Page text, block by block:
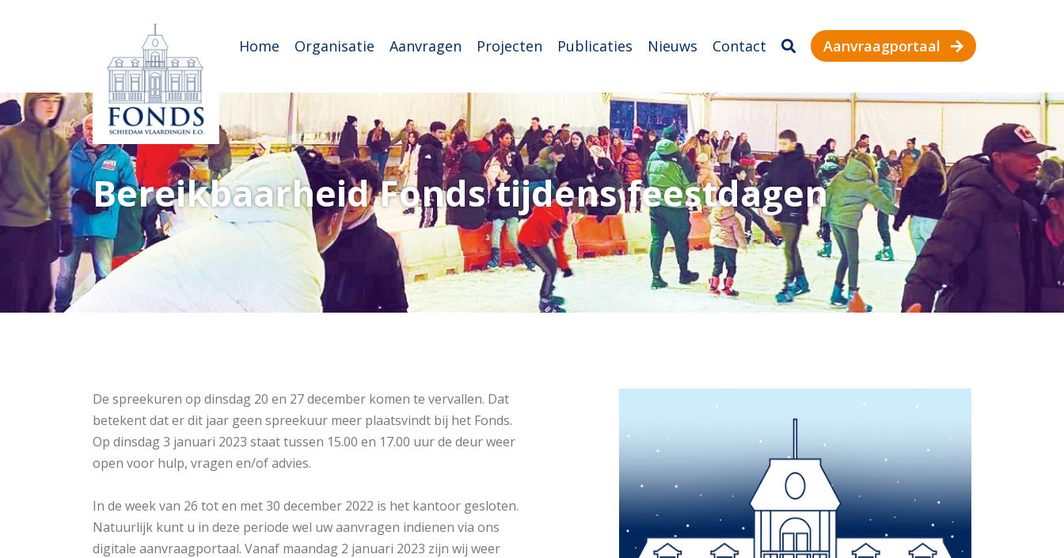
Home Organisatie Aanvragen Projecten Publicaties Nieuws Contact Aanvraagportaal
Bereikbaarheid Fonds tijdens feestdagen
De spreekuren op dinsdag 20 en 27 december komen te vervallen. Dat
betekent dat er dit jaar geen spreekuur meer plaatsvindt bij het Fonds.
Op dinsdag 3 januari 2023 staat tussen 15.00 en 17.00 uur de deur weer
open voor hulp, vragen en/of advies.
In de week van 26 tot en met 30 december 2022 is het kantoor gesloten.
Natuurlijk kunt u in deze periode wel uw aanvragen indienen via ons
digitale aanvraagportaal. Vanaf maandag 2 januari 2023 zijn wij weer